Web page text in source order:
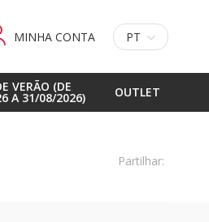
MINHA CONTA PT
VERÃO (DE
A 31/08/2026) OUTLET
Partilhar: